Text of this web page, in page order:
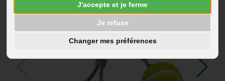
J'accepte et je ferme
Je refuse
Changer mes préférences